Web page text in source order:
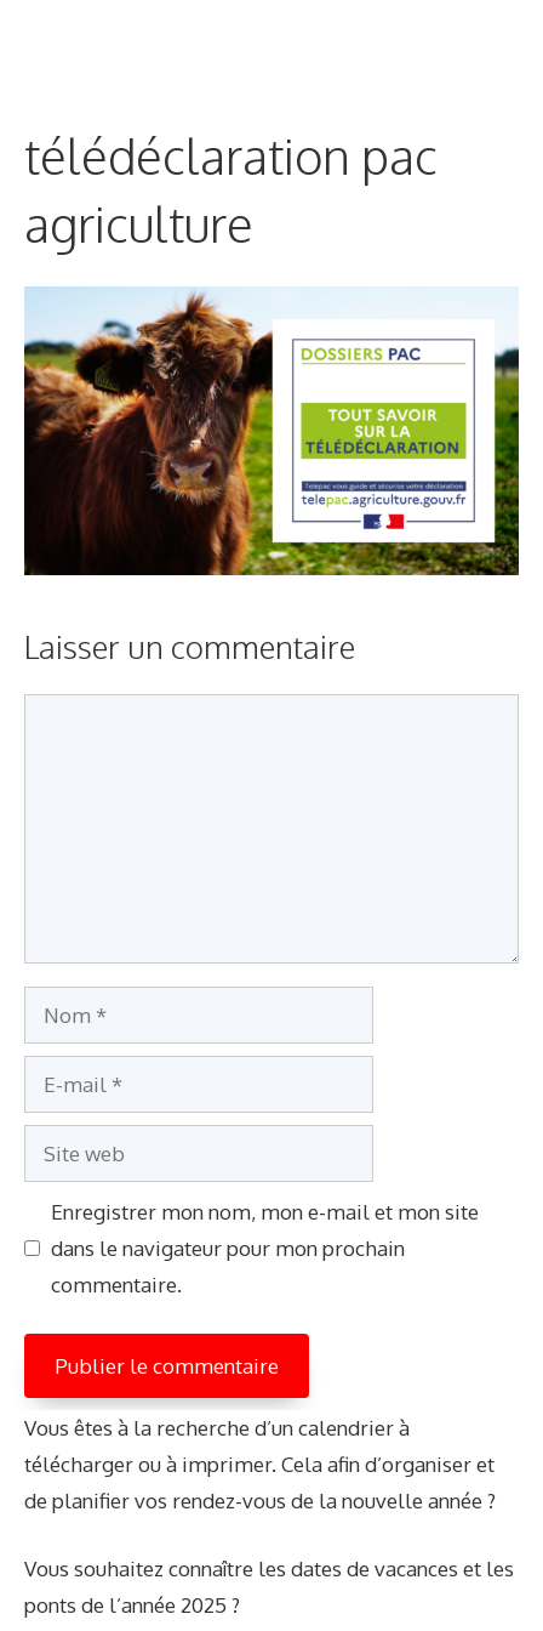
télédéclaration pac
agriculture
Laisser un commentaire
Nom
mail
Site
web
Enregistrer mon nom, mon e-mail et mon site
dans le navigateur pour mon prochain
commentaire.
Vous êtes à la recherche d’un calendrier à
télécharger ou à imprimer. Cela afin d’organiser et
de planifier vos rendez-vous de la nouvelle année ?
Vous souhaitez connaître les dates de vacances et les
ponts de l’année 2025 ?